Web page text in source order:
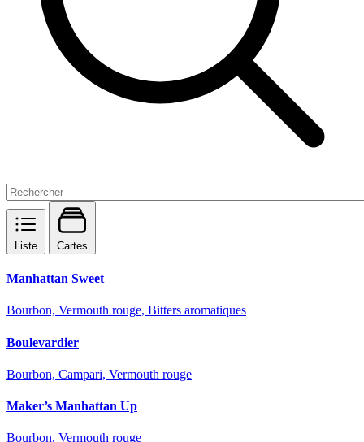
Liste Cartes
Manhattan Sweet
Bourbon, Vermouth rouge, Bitters aromatiques
Boulevardier
Bourbon, Campari, Vermouth rouge
Maker’s Manhattan Up
Bourbon, Vermouth rouge